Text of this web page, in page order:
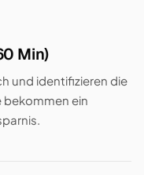
Min)
und identifizieren die
bekommen ein